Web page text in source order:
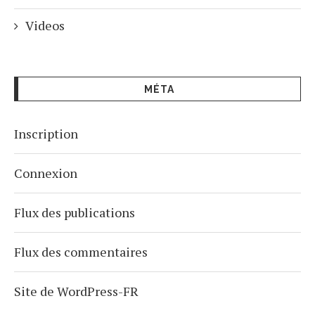
Videos
MÉTA
Inscription
Connexion
Flux des publications
Flux des commentaires
Site de WordPress-FR